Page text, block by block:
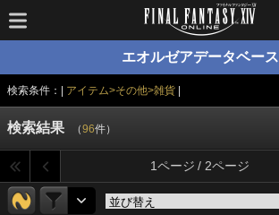
エオルゼアデータベース
検索条件：| アイテム>その他>雑貨|
検索結果 （96件）
1ページ / 2ページ